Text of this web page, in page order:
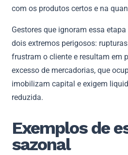
com os produtos certos e na
Gestores que ignoram essa
dois extremos perigosos:
frustram o cliente e resultam em
excesso de mercadorias, que
imobilizam capital e exigem
reduzida.
Exemplos de
sazonal